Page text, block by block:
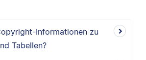
Informationen zu
Tabellen?